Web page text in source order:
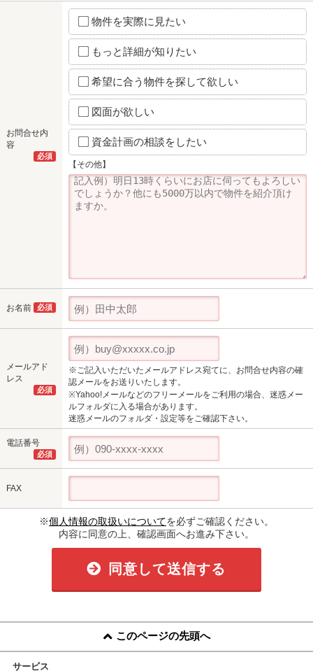
お問合せ内
容
必須
物件を実際に見たい
もっと詳細が知りたい
希望に合う物件を探して欲しい
図面が欲しい
資金計画の相談をしたい
【その他】
お名前 必須
メールアド
レス
必須
※ご記入いただいたメールアドレス宛てに、お問合せ内容の確
認メールをお送りいたします。
※Yahoo!メールなどのフリーメールをご利用の場合、迷惑メー
ルフォルダに入る場合があります。
迷惑メールのフォルダ・設定等をご確認下さい。
電話番号
必須
FAX
※個人情報の取扱いについてを必ずご確認ください。
内容に同意の上、確認画面へお進み下さい。
同意して送信する
このページの先頭へ
サービス